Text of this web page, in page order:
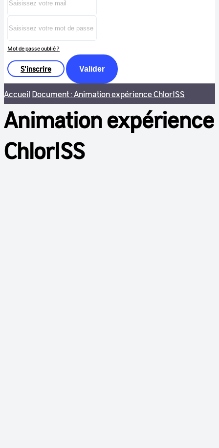
Mot de passe oublié ?
S'inscrire Valider
Accueil Document : Animation expérience ChlorISS
Animation expérience
ChlorISS